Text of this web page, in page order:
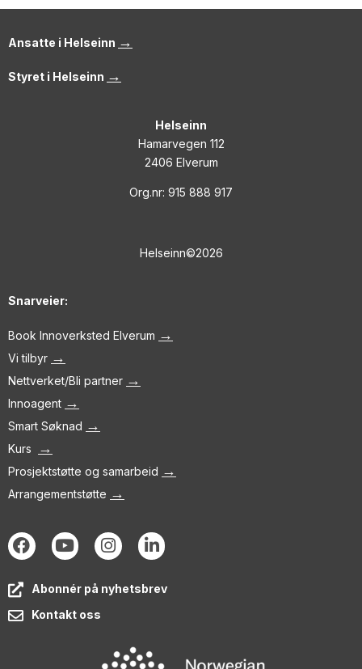
Ansatte i Helseinn →
Styret i Helseinn →
Helseinn
Hamarvegen 112
2406 Elverum
Org.nr: 915 888 917
Helseinn©2026
Snarveier:
Book Innoverksted Elverum →
Vi tilbyr →
Nettverket/Bli partner →
Innoagent →
Smart Søknad →
Kurs →
Prosjektstøtte og samarbeid →
Arrangementstøtte →
Abonnér på nyhetsbrev
Kontakt oss